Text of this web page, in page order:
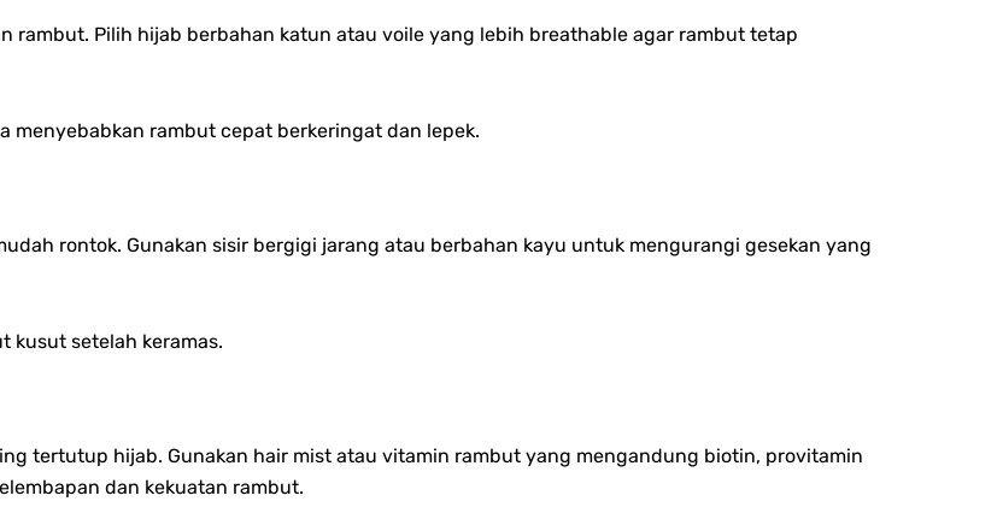
rambut. Pilih hijab berbahan katun atau voile yang lebih breathable agar rambut tetap
menyebabkan rambut cepat berkeringat dan lepek.
rontok. Gunakan sisir bergigi jarang atau berbahan kayu untuk mengurangi gesekan yang
kusut setelah keramas.
tertutup hijab. Gunakan hair mist atau vitamin rambut yang mengandung biotin, provitamin
dan kekuatan rambut.